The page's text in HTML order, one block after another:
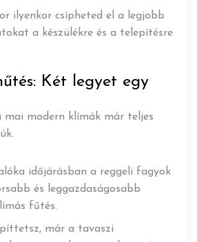
ilyenkor csípheted el a legjobb
a készülékre és a telepítésre
Két legyet egy
mai modern klímák már teljes
időjárásban a reggeli fagyok
és leggazdaságosabb
fűtés.
már a tavaszi